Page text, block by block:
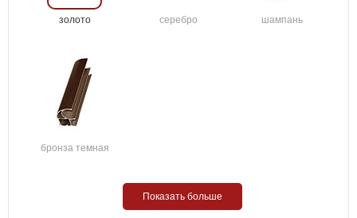
золото серебро шампань
бронза темная
Показать больше